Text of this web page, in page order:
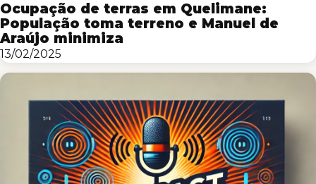
Ocupação de terras em Quelimane:
População toma terreno e Manuel de
Araújo minimiza
13/02/2025